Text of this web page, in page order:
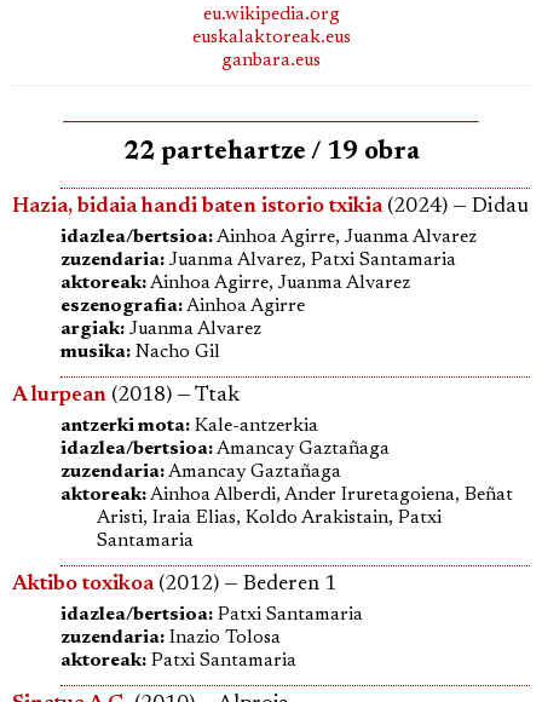
eu.wikipedia.org
euskalaktoreak.eus
ganbara.eus
22 partehartze / 19 obra
Hazia, bidaia handi baten istorio txikia(2024) — Didau
idazlea/bertsioa:Ainhoa Agirre, Juanma Alvarez
zuzendaria: Juanma Alvarez, Patxi Santamaria
aktoreak:Ainhoa Agirre, Juanma Alvarez
eszenografia:Ainhoa Agirre
argiak: Juanma Alvarez
musika: Nacho Gil
A lurpean (2018) — Ttak
antzerki mota: Kale-antzerkia
idazlea/bertsioa:Amancay Gaztañaga
zuzendaria:Amancay Gaztañaga
aktoreak:Ainhoa Alberdi, Ander Iruretagoiena, Beñat
Aristi, Iraia Elias, Koldo Arakistain, Patxi
Santamaria
Aktibo toxikoa(2012) — Bederen 1
idazlea/bertsioa: Patxi Santamaria
zuzendaria: Inazio Tolosa
aktoreak: Patxi Santamaria